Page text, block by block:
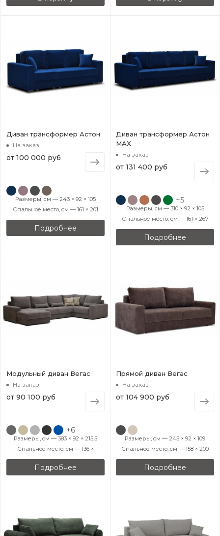
Диван трансформер Астон
На заказ
от 100 000 руб
Размеры, см — 243 × 92 × 105
Спальное место, см — 161 × 201
Подробнее
Диван трансформер Астон
MAX
На заказ
от 131 400 руб
+5
Размеры, см — 310 × 92 × 105
Спальное место, см — 161 × 267
Подробнее
Модульный диван Вегас
На заказ
от 90 100 руб
+6
Размеры, см — 383 × 92 × 215,5
Спальное место, см — 136 ×
Подробнее
Прямой диван Вегас
На заказ
от 104 900 руб
Размеры, см — 245 × 92 × 109
Спальное место, см — 158 × 200
Подробнее